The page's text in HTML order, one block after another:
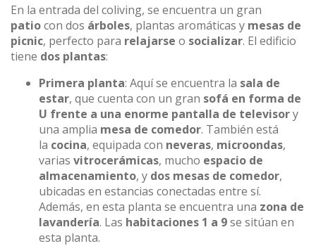
En la entrada del coliving, se encuentra un gran
patiocon dos árboles, plantas aromáticas y mesas de
picnic, perfecto para relajarse o socializar. El edificio
tiene dos plantas:
Primera planta: Aquí se encuentra la sala de
estar, que cuenta con un gran sofá en forma de
U frente a una enorme pantalla de televisory
una amplia mesa de comedor. También está
la cocina, equipada con neveras, microondas,
varias vitrocerámicas, mucho espacio de
almacenamiento, y dos mesas de comedor,
ubicadas en estancias conectadas entre sí.
Además, en esta planta se encuentra una zona de
lavandería. Las habitaciones 1 a 9se sitúan en
esta planta.